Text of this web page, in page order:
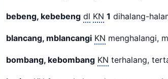
bebeng, kebebeng dl KN 1 dihalang-
blancang, mblancangi KN menghalangi,
bombang, kebombang KN terhalang,